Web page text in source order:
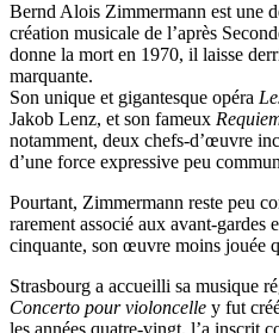
Bernd Alois Zimmermann est une
création musicale de l’après
donne la mort en 1970, il laisse
marquante.
Son unique et gigantesque opéra
Jakob Lenz, et son fameux
notamment, deux chefs-d’œuvre
d’une force expressive peu
Pourtant, Zimmermann reste peu
rarement associé aux avant-gardes
cinquante, son œuvre moins jouée
Strasbourg a accueilli sa musique
Concerto pour violoncelle y fut